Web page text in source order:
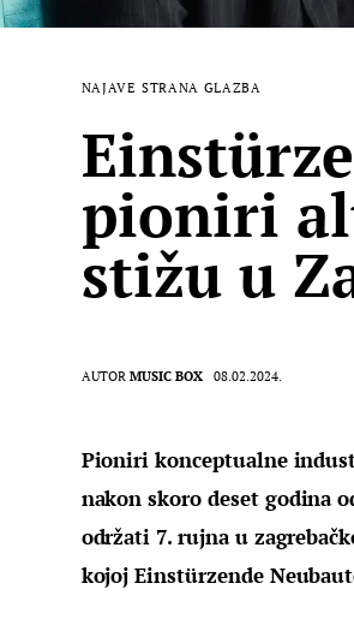
NAJAVE STRANA GLAZBA
pioniri
stižu u
AUTOR MUSIC BOX 08.02.2024.
Pioniri konceptualne
nakon skoro deset godina
održati 7. rujna u
kojoj Einstürzende